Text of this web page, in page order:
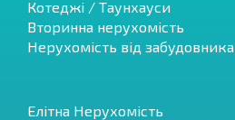
Котеджі / Таунхауси
Вторинна нерухомість
Нерухомість від забудовника
Елітна Нерухомість